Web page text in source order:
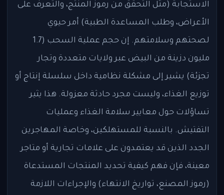
الاستجابة (مثل التحقق من رموز المنتج، والتعرف على
الأعراض، وطلب المساعدة الطبية) أمر حيوي
لصحتهم وسلامتهم. إن حجم عملية السحب (1.7
مليون دزينة من البيض عبر ولايات متعددة وتجار
تجزئة) يشير إلى مشكلة نظامية داخل سلسلة إنتاج أو
توزيع الغذاء، وليست مجرد حادثة معزولة. هذا يثير
تساؤلات حول معايير سلامة الغذاء وعمليات
التفتيش. بالنسبة للمستهلكين، وخاصة المهاجرين
الجدد الذين قد يعتمدون على علامات تجارية أو متاجر
معينة، فإن فهم كيفية تحديد المنتجات المستدعاة
(رموز المصنع، تواريخ الانتهاء) والإجراءات اللازمة